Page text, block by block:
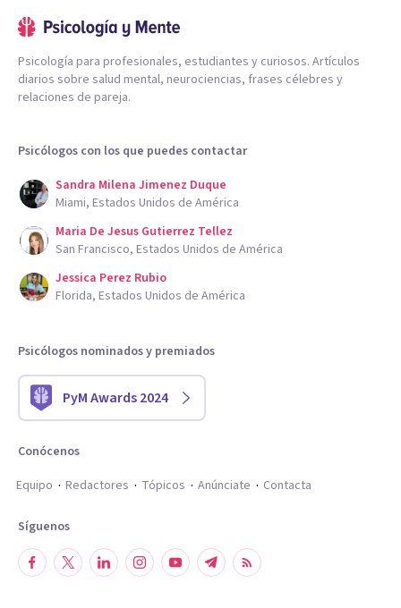
Psicología para profesionales, estudiantes y curiosos. Artículos
diarios sobre salud mental, neurociencias, frases célebres y
relaciones de pareja.
Psicólogos con los que puedes contactar
Sandra Milena Jimenez Duque
Miami, Estados Unidos de América
Maria De Jesus Gutierrez Tellez
San Francisco, Estados Unidos de América
Jessica Perez Rubio
Florida, Estados Unidos de América
Psicólogos nominados y premiados
PyM Awards 2024
Conócenos
Equipo
Redactores Tópicos Anúnciate Contacta
Síguenos